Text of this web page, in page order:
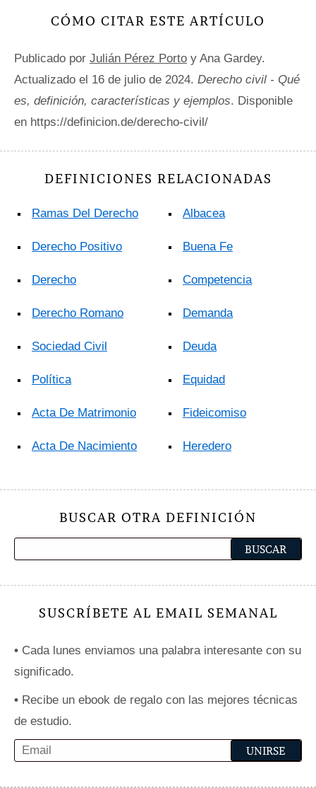
CÓMO CITAR ESTE ARTÍCULO
Publicado por Julián Pérez Porto y Ana Gardey.
Actualizado el 16 de julio de 2024. Derecho civil - Qué
es, definición, características y ejemplos. Disponible
en https://definicion.de/derecho-civil/
DEFINICIONES RELACIONADAS
Ramas Del Derecho
Derecho Positivo
Derecho
Derecho Romano
Sociedad Civil
Política
Acta De Matrimonio
Acta De Nacimiento
Albacea
Buena Fe
Competencia
Demanda
Deuda
Equidad
Fideicomiso
Heredero
BUSCAR OTRA DEFINICIÓN
SUSCRÍBETE AL EMAIL SEMANAL
• Cada lunes enviamos una palabra interesante con su
significado.
• Recibe un ebook de regalo con las mejores técnicas
de estudio.